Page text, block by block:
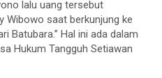
lalu uang tersebut
Wibowo saat berkunjung ke
Batubara.” Hal ini ada dalam
Hukum Tangguh Setiawan